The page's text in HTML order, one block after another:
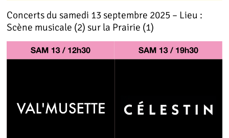
Concerts du samedi 13 septembre 2025 – Lieu :
Scène musicale (2) sur la Prairie (1)